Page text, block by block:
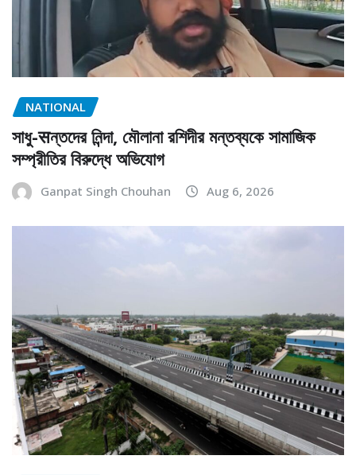
NATIONAL
সাধু-सন্তদের নিন্দা, মৌলানা রশিদীর মন্তব্যকে সামাজিক
সম্প্রীতির বিরুদ্ধে অভিযোগ
Ganpat Singh Chouhan Aug 6, 2026